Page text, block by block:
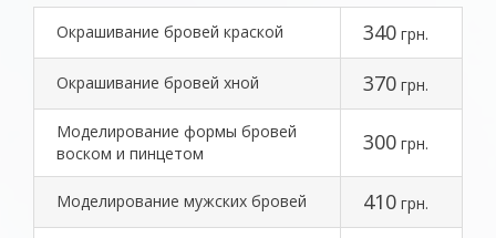
Окрашивание бровей краской 340 грн.
Окрашивание бровей хной 370 грн.
Моделирование формы бровей
воском и пинцетом
300 грн.
Моделирование мужских бровей 410 грн.